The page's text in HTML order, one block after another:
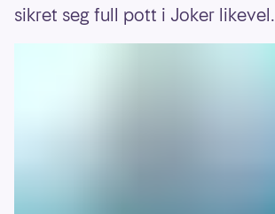
sikret seg full pott i Joker likevel.